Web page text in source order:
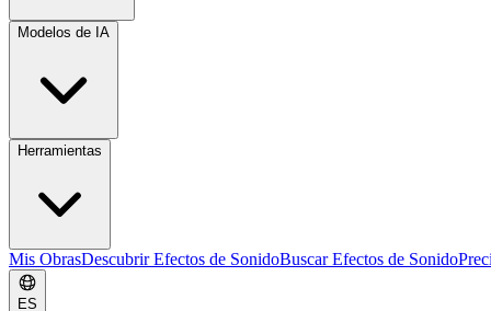
Modelos de IA
Herramientas
Mis ObrasDescubrir Efectos de SonidoBuscar Efectos de Sonido
ES